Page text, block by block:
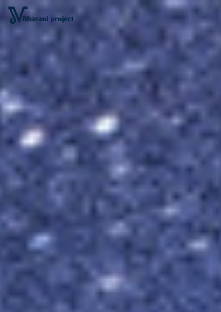
Home
Vedska astrologija
Kultura tijela
Filozofija života
O meni
Kontakt